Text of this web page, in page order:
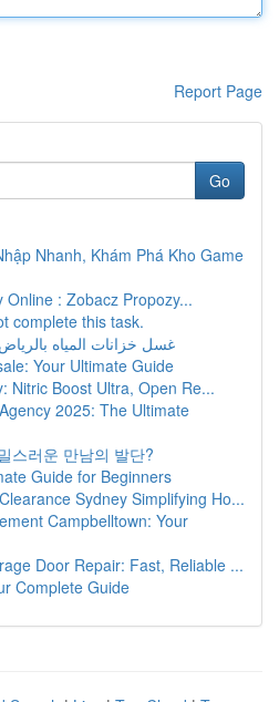
Report Page
Go
Nhanh, Khám Phá Kho Game
Online : Zobacz Propozy...
complete this task.
غسل خزانات المياه
Your Ultimate Guide
Nitric Boost Ultra, Open Re...
2025: The Ultimate
스러운 만남의 발단?
Guide for Beginners
Sydney Simplifying Ho...
Campbelltown: Your
Door Repair: Fast, Reliable ...
Complete Guide